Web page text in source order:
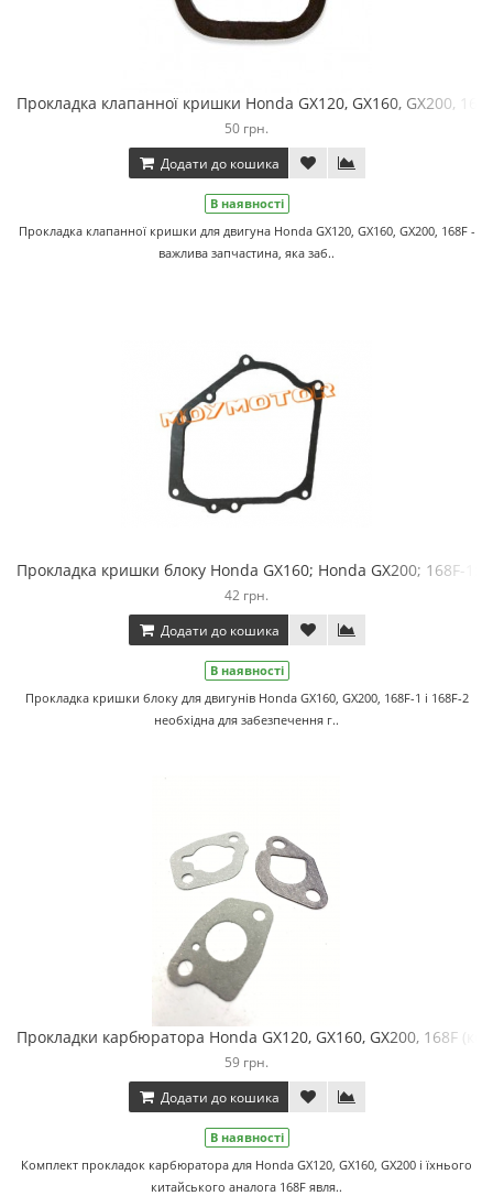
Прокладка клапанної кришки Honda GX120, GX160, GX200, 168F
50 грн.
Додати до кошика
В наявності
Прокладка клапанної кришки для двигуна Honda GX120, GX160, GX200, 168F -
важлива запчастина, яка заб..
Прокладка кришки блоку Honda GX160; Honda GX200; 168F-1;
42 грн.
Додати до кошика
В наявності
Прокладка кришки блоку для двигунів Honda GX160, GX200, 168F-1 і 168F-2
необхідна для забезпечення г..
Прокладки карбюратора Honda GX120, GX160, GX200, 168F
59 грн.
Додати до кошика
В наявності
Комплект прокладок карбюратора для Honda GX120, GX160, GX200 і їхнього
китайського аналога 168F явля..